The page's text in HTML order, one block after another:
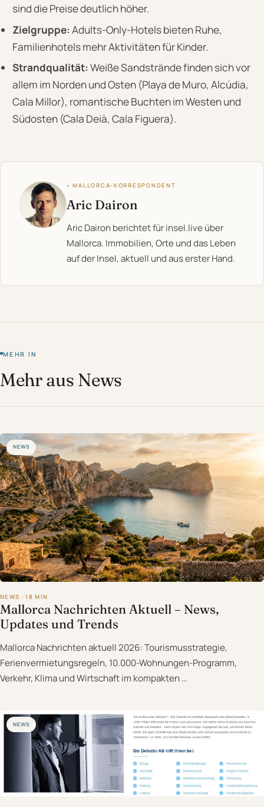
sind die Preise deutlich höher.
Zielgruppe: Adults-Only-Hotels bieten Ruhe,
Familienhotels mehr Aktivitäten für Kinder.
Strandqualität: Weiße Sandstrände finden sich vor
allem im Norden und Osten (Playa de Muro, Alcúdia,
Cala Millor), romantische Buchten im Westen und
Südosten (Cala Deià, Cala Figuera).
◦ MALLORCA-KORRESPONDENT
Aric Dairon
Aric Dairon berichtet für insel.live über
Mallorca. Immobilien, Orte und das Leben
auf der Insel, aktuell und aus erster Hand.
MEHR IN
Mehr aus News
NEWS
NEWS · 18 MIN
Mallorca Nachrichten Aktuell – News,
Updates und Trends
Mallorca Nachrichten aktuell 2026: Tourismusstrategie,
Ferienvermietungsregeln, 10.000-Wohnungen-Programm,
Verkehr, Klima und Wirtschaft im kompakten …
NEWS